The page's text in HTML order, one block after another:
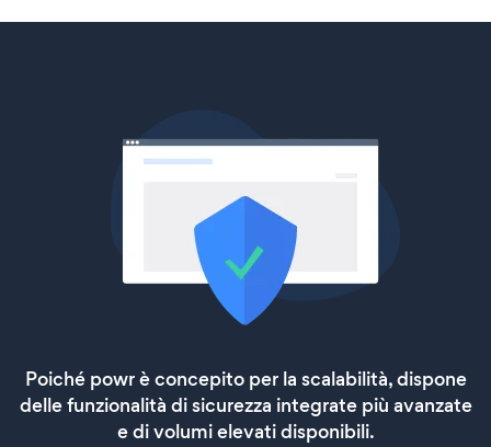
Poiché powr è concepito per la scalabilità, dispone
delle funzionalità di sicurezza integrate più avanzate
e di volumi elevati disponibili.